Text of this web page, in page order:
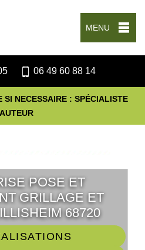
MENU
06 49 60 88 14
SI NECESSAIRE : SPÉCIALISTE
POSE ET
GRILLAGE ET
68720